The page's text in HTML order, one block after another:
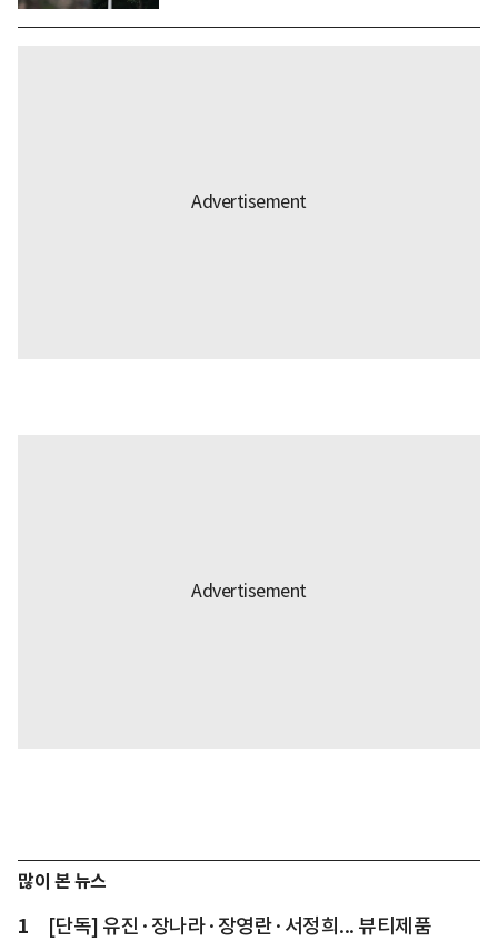
많이 본 뉴스
1
[단독] 유진·장나라·장영란·서정희... 뷰티제품